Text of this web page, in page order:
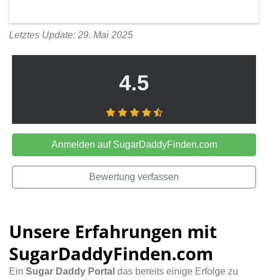
Letztes Update: 29. Mai 2025
4.5
Anmelden auf SugarDaddyFinden.com
Bewertung verfassen
Unsere Erfahrungen mit
SugarDaddyFinden.com
Ein Sugar Daddy Portal das bereits einige Erfolge zu